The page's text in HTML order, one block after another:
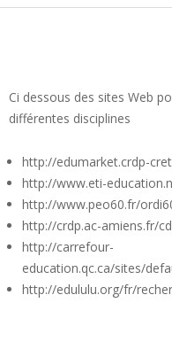
Ci dessous des sites Web
différentes disciplines
http://edumarket.crdp-
http://www.eti-
http://www.peo60.fr/
http://crdp.ac-amiens.fr/
http://carrefour-
education.qc.ca/sites/
http://edululu.org/fr/